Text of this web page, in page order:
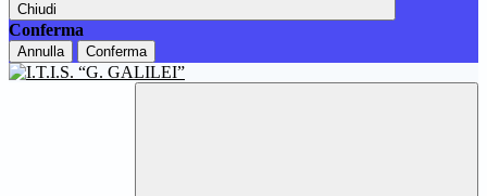
Chiudi
Conferma
Annulla Conferma